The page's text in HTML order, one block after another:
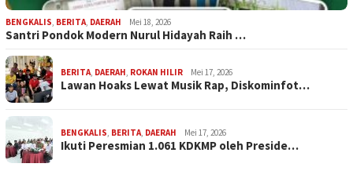
BENGKALIS BERITA DAERAH Mei 18, 2026
Santri Pondok Modern Nurul Hidayah Raih …
BERITA DAERAH ROKAN HILIR Mei 17, 2026
Lawan Hoaks Lewat Musik Rap, Diskominfot…
BENGKALIS BERITA DAERAH Mei 17, 2026
Ikuti Peresmian 1.061 KDKMP oleh Preside…